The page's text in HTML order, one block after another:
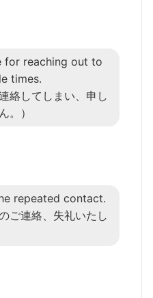
for reaching out to
times.
絡してしまい、申し
。）
repeated contact.
ご連絡、失礼いたし